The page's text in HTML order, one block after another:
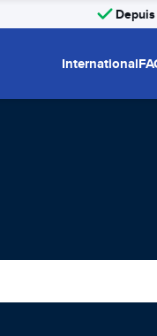
International